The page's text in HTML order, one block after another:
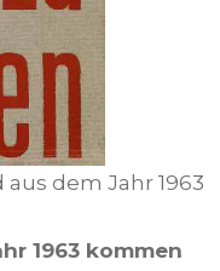
dem Jahr 1963
1963 kommen